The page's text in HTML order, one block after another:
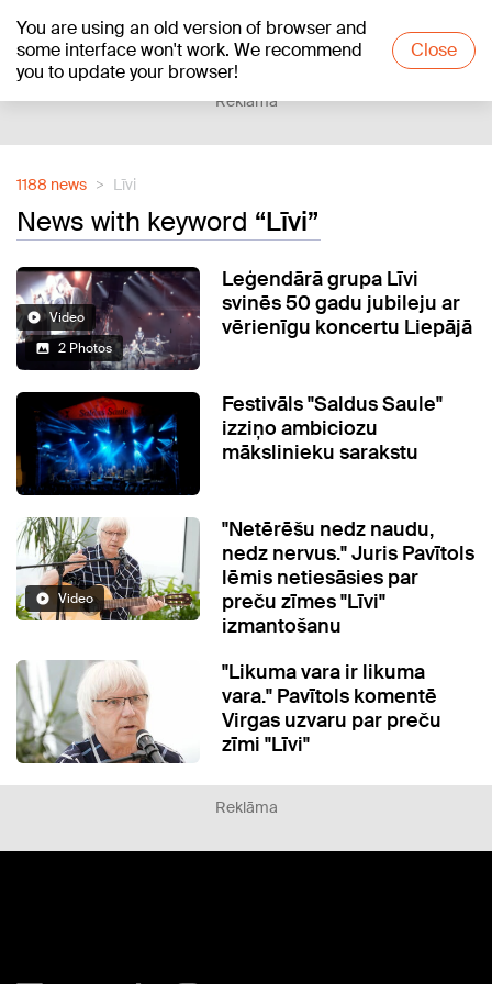
You are using an old version of browser and
some interface won't work. We recommend
you to update your browser!
Close
+18°C
Reklāma
1188 news Līvi
News with keyword “Līvi”
Video
2 Photos
Leģendārā grupa Līvi
svinēs 50 gadu jubileju ar
vērienīgu koncertu Liepājā
Festivāls "Saldus Saule"
izziņo ambiciozu
mākslinieku sarakstu
Video
"Netērēšu nedz naudu,
nedz nervus." Juris Pavītols
lēmis netiesāsies par
preču zīmes "Līvi"
izmantošanu
"Likuma vara ir likuma
vara." Pavītols komentē
Virgas uzvaru par preču
zīmi "Līvi"
Reklāma